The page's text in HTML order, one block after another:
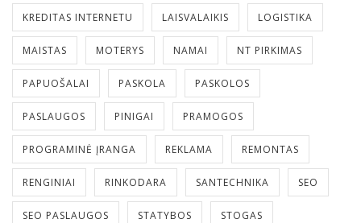
KREDITAS INTERNETU LAISVALAIKIS LOGISTIKA
MAISTAS MOTERYS NAMAI NT PIRKIMAS
PAPUOŠALAI PASKOLA PASKOLOS
PASLAUGOS PINIGAI PRAMOGOS
PROGRAMINĖ ĮRANGA REKLAMA REMONTAS
RENGINIAI RINKODARA SANTECHNIKA SEO
SEO PASLAUGOS STATYBOS STOGAS